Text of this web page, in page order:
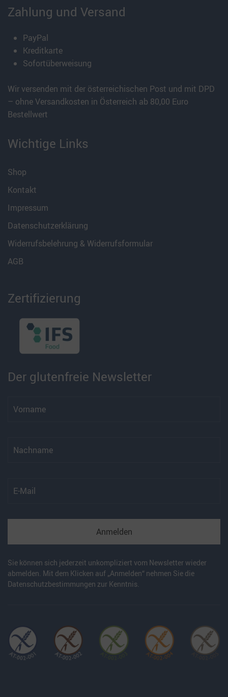
Zahlung und Versand
PayPal
Kreditkarte
Sofortüberweisung
Wir versenden mit der österreichischen Post und mit DPD
– ohne Versandkosten in Österreich ab 80,00 Euro
Bestellwert
Wichtige Links
Shop
Kontakt
Impressum
Datenschutzerklärung
Widerrufsbelehrung & Widerrufsformular
AGB
Zertifizierung
Der glutenfreie Newsletter
Anmelden
Sie können sich jederzeit unkompliziert vom Newsletter wieder
abmelden. Mit dem Klicken auf „Anmelden“ nehmen Sie die
Datenschutzbestimmungen zur Kenntnis.